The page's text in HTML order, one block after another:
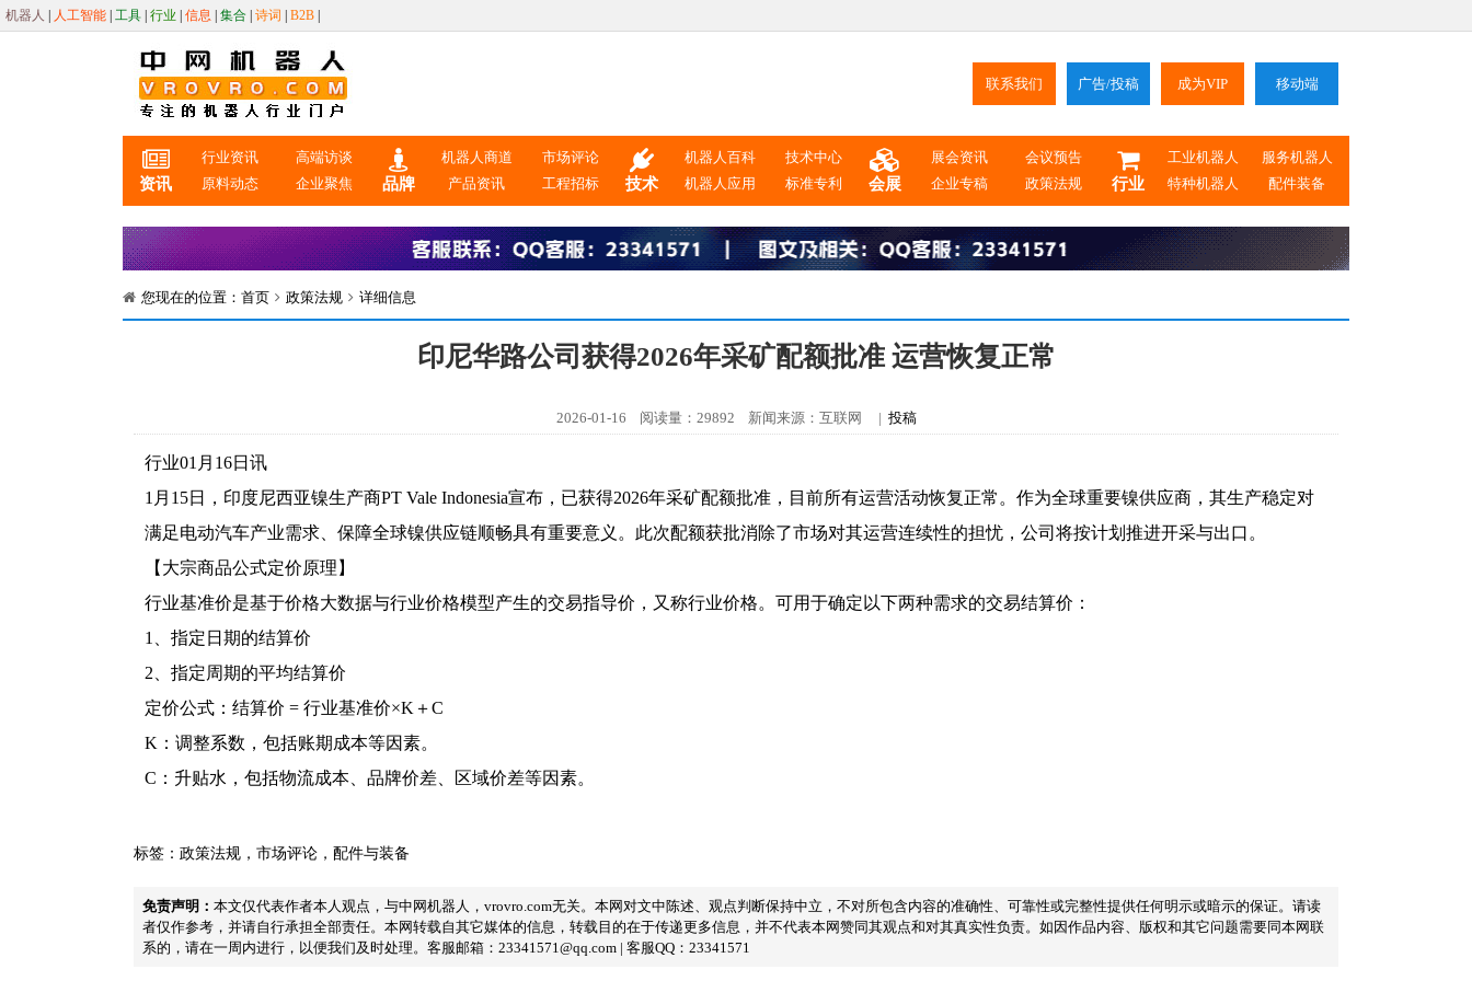
机器人 人工智能 工具 行业 信息 集合 诗词 B2B
联系我们 广告/投稿 成为VIP 移动端
资讯
行业资讯
高端访谈
原料动态
企业聚焦 品牌
机器人商道
市场评论
产品资讯
工程招标 技术
机器人百科
技术中心
机器人应用
标准专利 会展
展会资讯
会议预告
企业专稿
政策法规 行业
工业机器人
服务机器人
特种机器人
配件装备
您现在的位置： 首页 政策法规 详细信息
印尼华路公司获得2026年采矿配额批准 运营恢复正常
2026-01-16 阅读量：29892 新闻来源：互联网 | 投稿
行业01月16日讯
1月15日，印度尼西亚镍生产商PT Vale Indonesia宣布，已获得2026年采矿配额批准，目前所有运营活动恢复正常。作为全球重要镍供应商，其生产稳定对
满足电动汽车产业需求、保障全球镍供应链顺畅具有重要意义。此次配额获批消除了市场对其运营连续性的担忧，公司将按计划推进开采与出口。
【大宗商品公式定价原理】
行业基准价是基于价格大数据与行业价格模型产生的交易指导价，又称行业价格。可用于确定以下两种需求的交易结算价：
1、指定日期的结算价
2、指定周期的平均结算价
定价公式：结算价 = 行业基准价×K＋C
K：调整系数，包括账期成本等因素。
C：升贴水，包括物流成本、品牌价差、区域价差等因素。
标签： 政策法规 ， 市场评论 ， 配件与装备
免责声明： 本文仅代表作者本人观点，与中网机器人，vrovro.com无关。本网对文中陈述、观点判断保持中立，不对所包含内容的准确性、可靠性或完整性提供任何明示或暗示的保证。请读
者仅作参考，并请自行承担全部责任。本网转载自其它媒体的信息，转载目的在于传递更多信息，并不代表本网赞同其观点和对其真实性负责。如因作品内容、版权和其它问题需要同本网联
系的，请在一周内进行，以便我们及时处理。客服邮箱：23341571@qq.com | 客服QQ：23341571